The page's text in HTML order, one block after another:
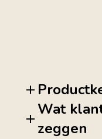
Wat
zeggen